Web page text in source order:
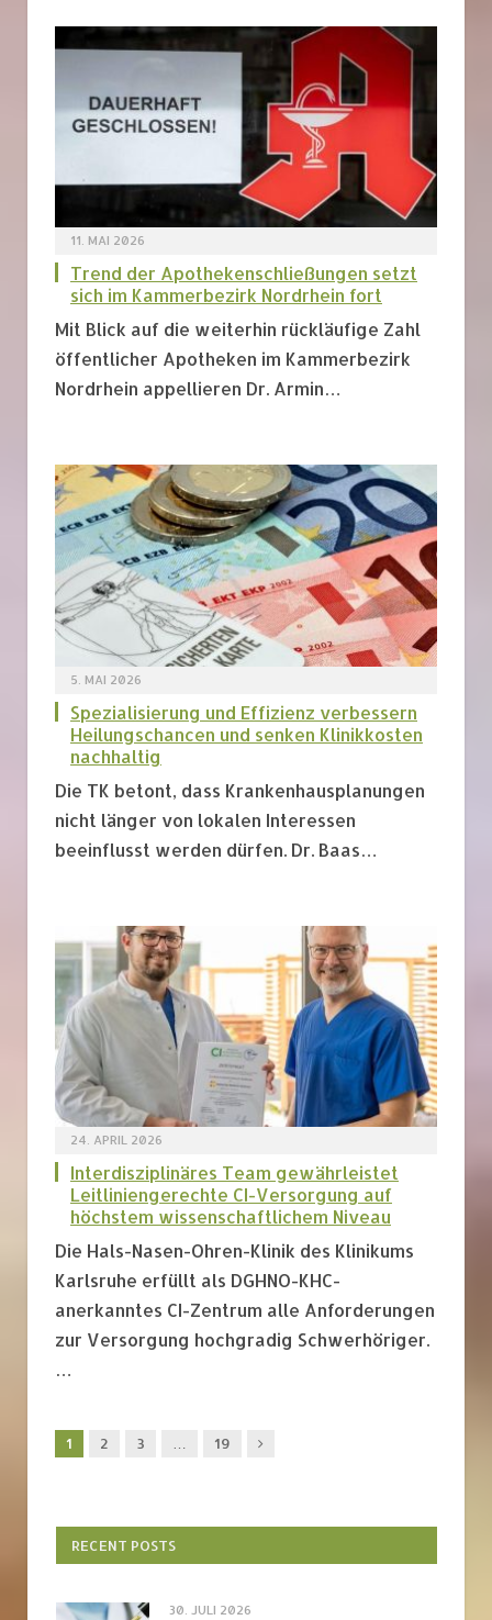
11. MAI 2026
Trend der Apothekenschließungen setzt
sich im Kammerbezirk Nordrhein fort
Mit Blick auf die weiterhin rückläufige Zahl
öffentlicher Apotheken im Kammerbezirk
Nordrhein appellieren Dr. Armin…
5. MAI 2026
Spezialisierung und Effizienz verbessern
Heilungschancen und senken Klinikkosten
nachhaltig
Die TK betont, dass Krankenhausplanungen
nicht länger von lokalen Interessen
beeinflusst werden dürfen. Dr. Baas…
24. APRIL 2026
Interdisziplinäres Team gewährleistet
Leitliniengerechte CI-Versorgung auf
höchstem wissenschaftlichem Niveau
Die Hals-Nasen-Ohren-Klinik des Klinikums
Karlsruhe erfüllt als DGHNO-KHC-
anerkanntes CI-Zentrum alle Anforderungen
zur Versorgung hochgradig Schwerhöriger.
…
1 2 3 19 Nachfolger
RECENT POSTS
30. JULI 2026